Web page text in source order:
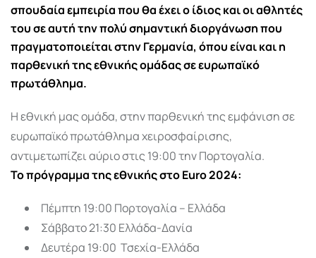
σπουδαία εμπειρία που θα έχει ο ίδιος και οι αθλητές
του σε αυτή την πολύ σημαντική διοργάνωση που
πραγματοποιείται στην Γερμανία, όπου είναι και η
παρθενική της εθνικής ομάδας σε ευρωπαϊκό
πρωτάθλημα.
Η εθνική μας ομάδα, στην παρθενική της εμφάνιση σε
ευρωπαϊκό πρωτάθλημα χειροσφαίρισης,
αντιμετωπίζει αύριο στις 19:00 την Πορτογαλία.
Το πρόγραμμα της εθνικής στο Euro 2024:
Πέμπτη 19:00 Πορτογαλία – Ελλάδα
Σάββατο 21:30 Ελλάδα-Δανία
Δευτέρα 19:00 Τσεχία-Ελλάδα